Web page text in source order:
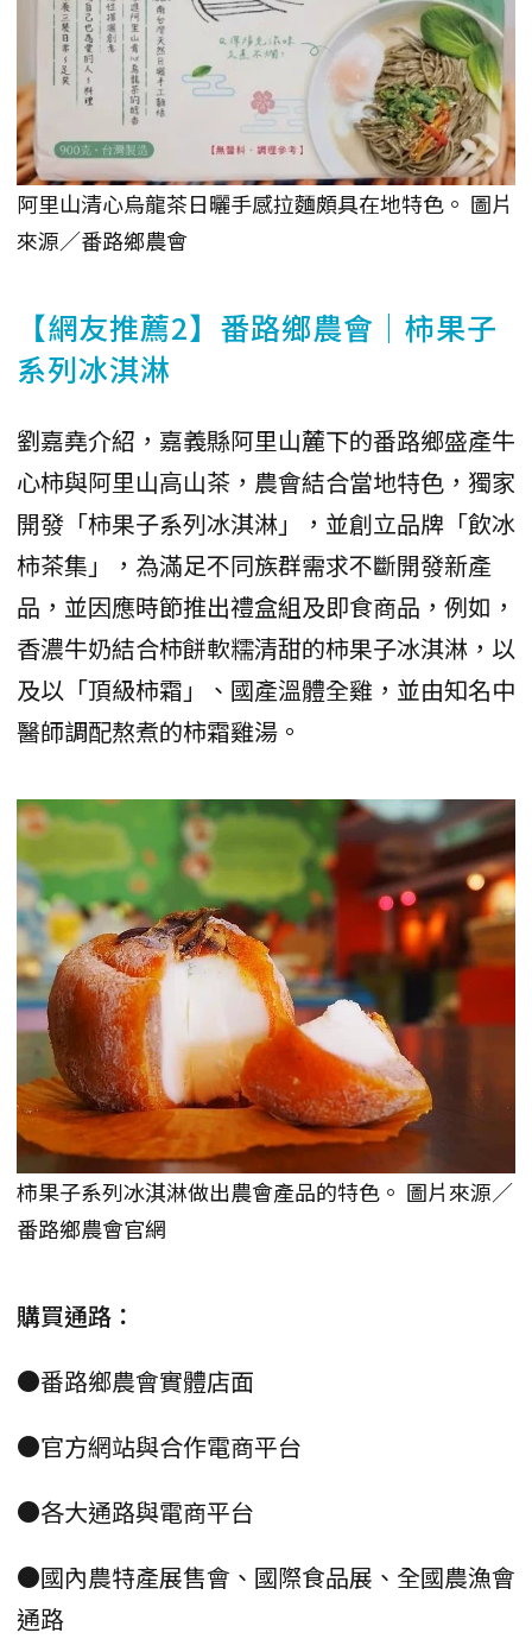
阿里山清心烏龍茶日曬手感拉麵頗具在地特色。 圖片
來源／番路鄉農會
【網友推薦2】番路鄉農會｜柿果子
系列冰淇淋
劉嘉堯介紹，嘉義縣阿里山麓下的番路鄉盛產牛
心柿與阿里山高山茶，農會結合當地特色，獨家
開發「柿果子系列冰淇淋」，並創立品牌「飲冰
柿茶集」，為滿足不同族群需求不斷開發新產
品，並因應時節推出禮盒組及即食商品，例如，
香濃牛奶結合柿餅軟糯清甜的柿果子冰淇淋，以
及以「頂級柿霜」、國產溫體全雞，並由知名中
醫師調配熬煮的柿霜雞湯。
柿果子系列冰淇淋做出農會產品的特色。 圖片來源／
番路鄉農會官網
購買通路：
●番路鄉農會實體店面
●官方網站與合作電商平台
●各大通路與電商平台
●國內農特產展售會、國際食品展、全國農漁會
通路